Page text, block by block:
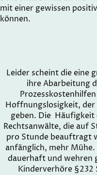
mit einer gewissen
können.
Leider scheint die eine
ihre Abarbeitung
Hoffnungslosigkeit, der
geben. Die Häufigkeit
Rechtsanwälte, die auf
pro Stunde beauftragt
anfänglich, mehr
dauerhaft und wehren
Kinderverhöre §232